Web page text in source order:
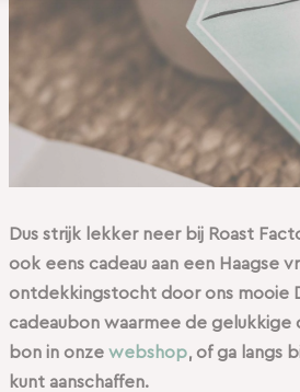
Dus strijk lekker neer bij Roast
ook eens cadeau aan een Haagse
ontdekkingstocht door ons mooie
cadeaubon waarmee de
bon in onze webshop, of ga langs
kunt aanschaffen.